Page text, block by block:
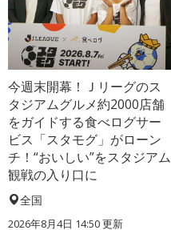
今週末開幕！Ｊリーグのス
タジアムグルメ約2000店舗
をガイドする食べログサー
ビス「スタモグ」がローン
チ！“おいしい”をスタジアム
観戦の入り口に
全国
2026年8月4日 14:50更新